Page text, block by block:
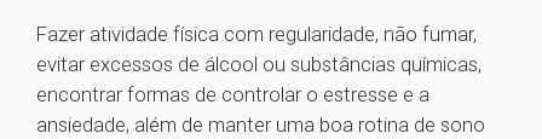
Fazer atividade física com regularidade, não fumar,
evitar excessos de álcool ou substâncias químicas,
encontrar formas de controlar o estresse e a
ansiedade, além de manter uma boa rotina de sono